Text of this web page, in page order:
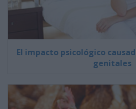
El impacto psicológico
genitales